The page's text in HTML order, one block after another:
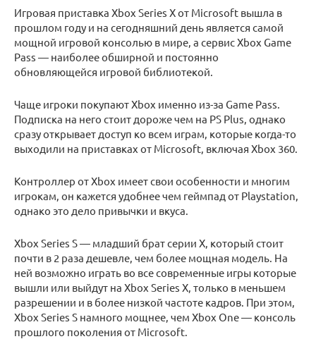
Игровая приставка Xbox Series X от Microsoft вышла в
прошлом году и на сегодняшний день является самой
мощной игровой консолью в мире, а сервис Xbox Game
Pass — наиболее обширной и постоянно
обновляющейся игровой библиотекой.
Чаще игроки покупают Xbox именно из-за Game Pass.
Подписка на него стоит дороже чем на PS Plus, однако
сразу открывает доступ ко всем играм, которые когда-то
выходили на приставках от Microsoft, включая Xbox 360.
Контроллер от Xbox имеет свои особенности и многим
игрокам, он кажется удобнее чем геймпад от Playstation,
однако это дело привычки и вкуса.
Xbox Series S — младший брат серии X, который стоит
почти в 2 раза дешевле, чем более мощная модель. На
ней возможно играть во все современные игры которые
вышли или выйдут на Xbox Series X, только в меньшем
разрешении и в более низкой частоте кадров. При этом,
Xbox Series S намного мощнее, чем Xbox One — консоль
прошлого поколения от Microsoft.